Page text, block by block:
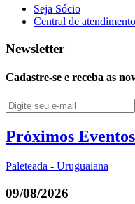
Seja Sócio
Central de atendimento
Newsletter
Cadastre-se e receba as
Próximos Eventos
Paleteada - Uruguaiana
09/08/2026